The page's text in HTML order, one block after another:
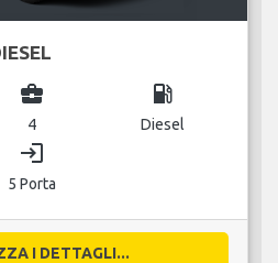
business_center
4
local_gas_station
Diesel
login
5 Porta
I DETTAGLI...